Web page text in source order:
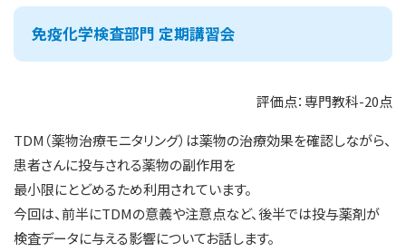
免疫化学検査部門 定期講習会
評価点：専門教科-20点
TDM（薬物治療モニタリング）は薬物の治療効果を確認しながら、
患者さんに投与される薬物の副作用を
最小限にとどめるため利用されています。
今回は、前半にTDMの意義や注意点など、後半では投与薬剤が
検査データに与える影響についてお話します。